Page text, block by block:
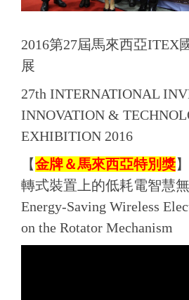
2016第27屆馬來西亞ITEX
展
27th INTERNATIONAL
INNOVATION &
EXHIBITION 2016
【金牌＆馬來西亞特別獎】
轉式裝置上的低耗電智慧
Energy-Saving Wireless
on the Rotator Mechanism